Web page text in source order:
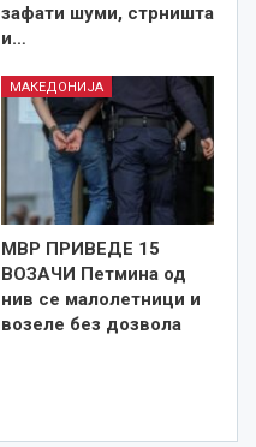
зафати шуми, стрништа
и…
МАКЕДОНИЈА
МВР ПРИВЕДЕ 15
ВОЗАЧИ Петмина од
нив се малолетници и
возеле без дозвола